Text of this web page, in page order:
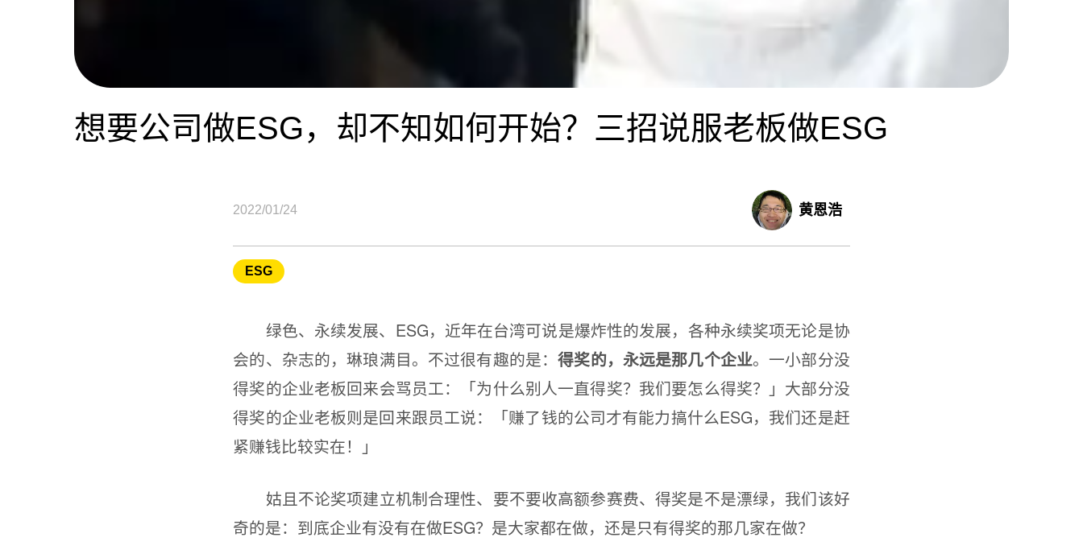
想要公司做ESG，却不知如何开始？三招说服老板做ESG
2022/01/24 黄恩浩
ESG
绿色、永续发展、ESG，近年在台湾可说是爆炸性的发展，各种永续奖项无论是协
会的、杂志的，琳琅满目。不过很有趣的是：得奖的，永远是那几个企业。一小部分没
得奖的企业老板回来会骂员工：「为什么别人一直得奖？我们要怎么得奖？」大部分没
得奖的企业老板则是回来跟员工说：「赚了钱的公司才有能力搞什么ESG，我们还是赶
紧赚钱比较实在！」
姑且不论奖项建立机制合理性、要不要收高额参赛费、得奖是不是漂绿，我们该好
奇的是：到底企业有没有在做ESG？是大家都在做，还是只有得奖的那几家在做？